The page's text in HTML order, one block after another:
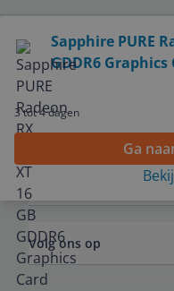
Sapphire PURE
GDDR6 Graphics
3 tot 4 dagen
Ga
Service
Algemeen
Volg ons op